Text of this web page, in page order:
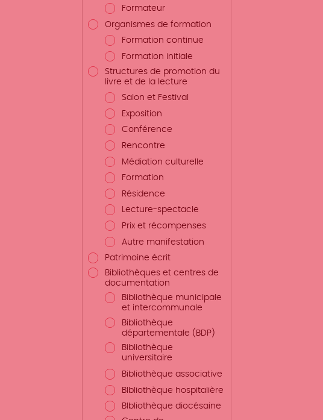
Formateur
Organismes de formation
Formation continue
Formation initiale
Structures de promotion du
livre et de la lecture
Salon et Festival
Exposition
Conférence
Rencontre
Médiation culturelle
Formation
Résidence
Lecture-spectacle
Prix et récompenses
Autre manifestation
Patrimoine écrit
Bibliothèques et centres de
documentation
Bibliothèque municipale
et intercommunale
Bibliothèque
départementale (BDP)
Bibliothèque
universitaire
Bibliothèque associative
BIbliothèque hospitalière
BIbliothèque diocésaine